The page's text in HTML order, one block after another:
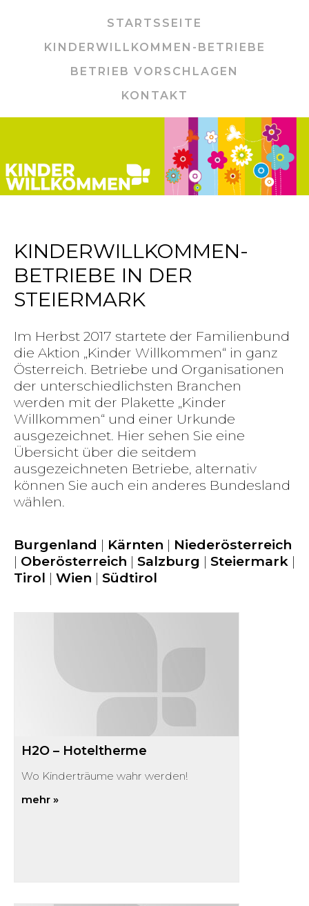
STARTSSEITE
KINDERWILLKOMMEN-BETRIEBE
BETRIEB VORSCHLAGEN
KONTAKT
KINDERWILLKOMMEN-
BETRIEBE IN DER
STEIERMARK
Im Herbst 2017 startete der Familienbund
die Aktion „Kinder Willkommen“ in ganz
Österreich. Betriebe und Organisationen
der unterschiedlichsten Branchen
werden mit der Plakette „Kinder
Willkommen“ und einer Urkunde
ausgezeichnet. Hier sehen Sie eine
Übersicht über die seitdem
ausgezeichneten Betriebe, alternativ
können Sie auch ein anderes Bundesland
wählen.
Burgenland | Kärnten | Niederösterreich
| Oberösterreich | Salzburg | Steiermark |
Tirol | Wien | Südtirol
H2O – Hoteltherme
Wo Kinderträume wahr werden!
mehr »